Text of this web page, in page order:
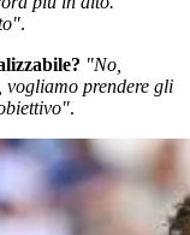
.
"No,
vogliamo prendere gli
.